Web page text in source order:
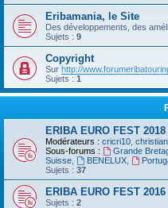
Eribamania, le Site
Des développements, des
Sujets : 9
Copyright
Sur http://
Sujets : 1
ERIBA EURO FEST
Modérateurs : cricri10 christian
Sous-forums :
Grande
Suisse
BENELUX,
Sujets : 37
ERIBA EURO FEST 2016
Sujets : 2